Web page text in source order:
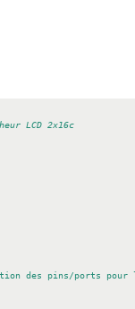
LCD 2x16c
des pins/ports